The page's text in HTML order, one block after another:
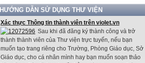
HƯỚNG DẪN SỬ DỤNG THƯ VIỆN
Xác thực Thông tin thành viên trên violet.vn
Sau khi đã đăng ký thành công và trở
thành thành viên của Thư viện trực tuyến, nếu bạn
muốn tạo trang riêng cho Trường, Phòng Giáo dục, Sở
Giáo dục, cho cá nhân mình hay bạn muốn soạn thảo